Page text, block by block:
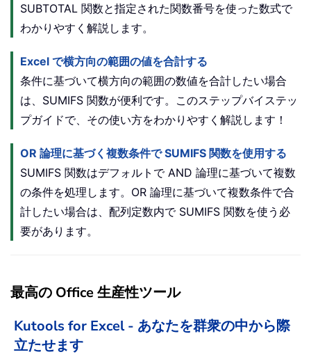
SUBTOTAL 関数と指定された関数番号を使った数式で
わかりやすく解説します。
Excel で横方向の範囲の値を合計する
条件に基づいて横方向の範囲の数値を合計したい場合
は、SUMIFS 関数が便利です。このステップバイステッ
プガイドで、その使い方をわかりやすく解説します！
OR 論理に基づく複数条件で SUMIFS 関数を使用する
SUMIFS 関数はデフォルトで AND 論理に基づいて複数
の条件を処理します。OR 論理に基づいて複数条件で合
計したい場合は、配列定数内で SUMIFS 関数を使う必
要があります。
最高の Office 生産性ツール
Kutools for Excel - あなたを群衆の中から際
立たせます